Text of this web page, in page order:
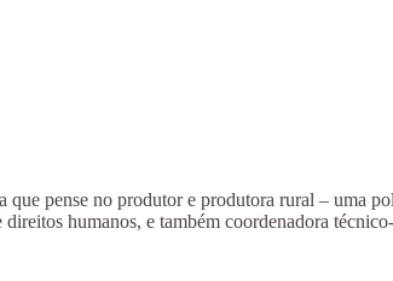
pense no produtor e produtora rural – uma
humanos, e também coordenadora